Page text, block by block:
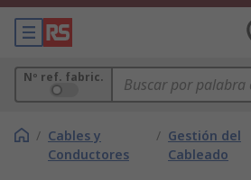
Nº ref. fabric.
/ Cables y
Conductores
/ Gestión del
Cableado